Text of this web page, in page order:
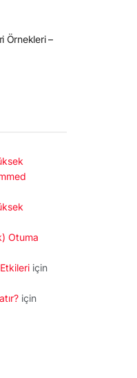
Örnekleri –
Otuma
için
için